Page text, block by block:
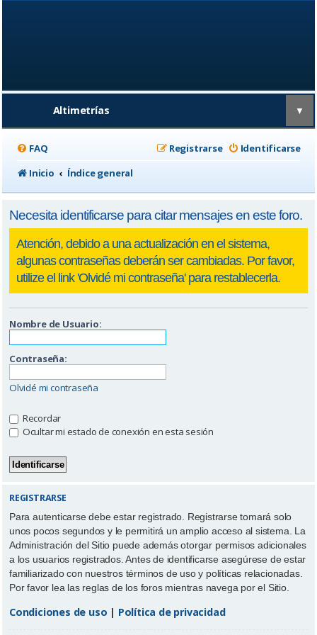
Altimetrías ▼
FAQ Identificarse
Registrarse
Inicio
Índice general
Necesita identificarse para citar mensajes en este foro.
Nombre de Usuario:
Contraseña:
Olvidé mi contraseña
Recordar
Ocultar mi estado de conexión en esta sesión
REGISTRARSE
Para autenticarse debe estar registrado. Registrarse tomará solo
unos pocos segundos y le permitirá un amplio acceso al sistema. La
Administración del Sitio puede además otorgar permisos adicionales
a los usuarios registrados. Antes de identificarse asegúrese de estar
familiarizado con nuestros términos de uso y políticas relacionadas.
Por favor lea las reglas de los foros mientras navega por el Sitio.
Condiciones de uso | Política de privacidad